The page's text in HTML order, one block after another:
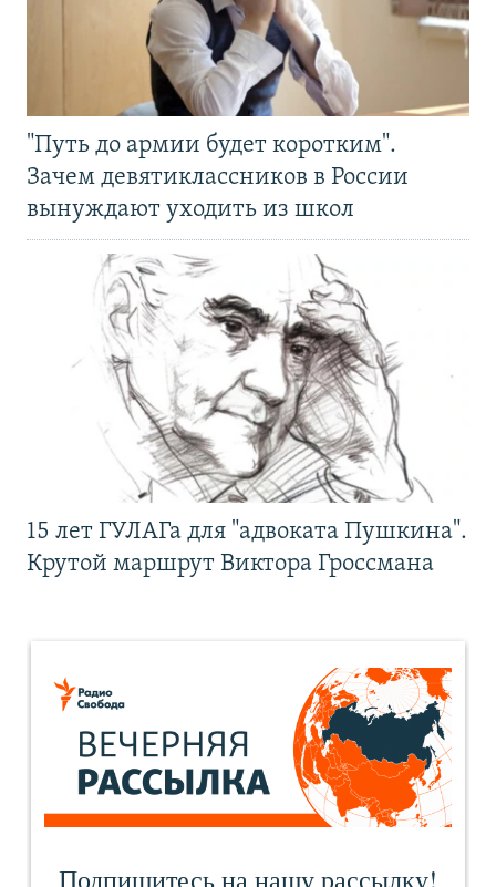
"Путь до армии будет коротким".
Зачем девятиклассников в России
вынуждают уходить из школ
15 лет ГУЛАГа для "адвоката Пушкина".
Крутой маршрут Виктора Гроссмана